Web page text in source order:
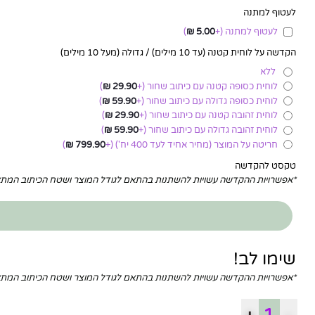
לעטוף למתנה
לעטוף למתנה(+
5.00
₪
)
הקדשה על לוחית קטנה (עד 10 מילים) / גדולה (מעל 10 מילים)
ללא
לוחית כסופה קטנה עם כיתוב שחור(+
29.90
₪
)
לוחית כסופה גדולה עם כיתוב שחור(+
59.90
₪
)
לוחית זהובה קטנה עם כיתוב שחור(+
29.90
₪
)
לוחית זהובה גדולה עם כיתוב שחור(+
59.90
₪
)
חריטה על המוצר (מחיר אחיד לעד 400 יח')
(+
799.90
₪
)
טקסט להקדשה
*אפשרויות ההקדשה עשויות להשתנות בהתאם לגודל המוצר ושטח הכיתוב
שימו לב!
*אפשרויות ההקדשה עשויות להשתנות בהתאם לגודל המוצר ושטח הכיתוב